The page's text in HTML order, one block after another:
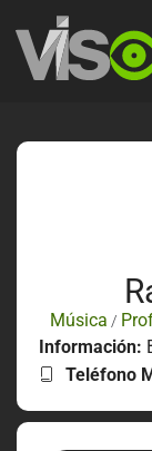
Música /
Información:
Teléfono